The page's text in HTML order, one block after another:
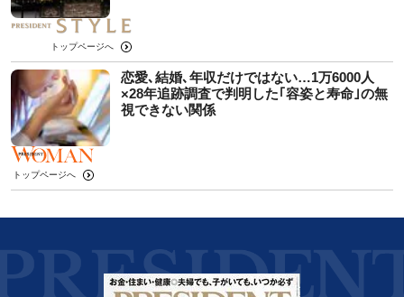
トップページへ
恋愛､結婚､年収だけではない…1万6000人
×28年追跡調査で判明した｢容姿と寿命｣の無
視できない関係
トップページへ